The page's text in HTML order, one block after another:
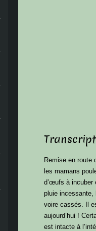
Remise en route
les mamans
d’œufs à incuber
pluie incessante,
voire cassés. Il
aujourd’hui !
est intacte à